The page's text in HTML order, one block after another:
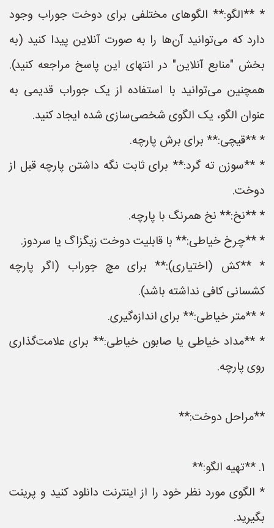
* **الگو:** الگوهای مختلفی برای دوخت جوراب وجود
دارد که می‌توانید آن‌ها را به صورت آنلاین پیدا کنید (به
بخش "منابع آنلاین" در انتهای این پاسخ مراجعه کنید).
همچنین می‌توانید با استفاده از یک جوراب قدیمی به
عنوان الگو، یک الگوی شخصی‌سازی شده ایجاد کنید.
* **قیچی:** برای برش پارچه.
* **سوزن ته گرد:** برای ثابت نگه داشتن پارچه قبل از
دوخت.
* **نخ:** نخ همرنگ با پارچه.
* **چرخ خیاطی:** با قابلیت دوخت زیگزاگ یا سردوز.
* **کش (اختیاری):** برای مچ جوراب (اگر پارچه
کشسانی کافی نداشته باشد).
* **متر خیاطی:** برای اندازه‌گیری.
* **مداد خیاطی یا صابون خیاطی:** برای علامت‌گذاری
روی پارچه.
**مراحل دوخت:**
1. **تهیه الگو:**
* الگوی مورد نظر خود را از اینترنت دانلود کنید و پرینت
بگیرید.